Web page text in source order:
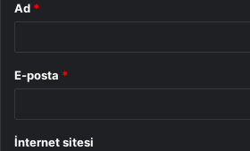
Ad *
E-posta *
İnternet sitesi